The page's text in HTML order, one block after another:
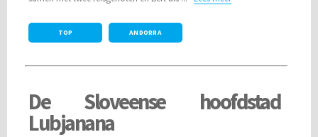
TOP ANDORRA
De Sloveense hoofdstad
Lubjanana